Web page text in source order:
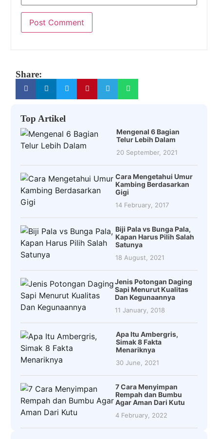
Share:
Top Artikel
Mengenal 6 Bagian
Telur Lebih Dalam
20 September, 2021
Cara Mengetahui Umur
Kambing Berdasarkan
Gigi
14 February, 2017
Biji Pala vs Bunga Pala,
Kapan Harus Pilih Salah
Satunya
18 August, 2021
Jenis Potongan Daging
Sapi Menurut Kualitas
Dan Kegunaannya
11 January, 2018
Apa Itu Ambergris,
Simak 8 Fakta
Menariknya
30 June, 2021
7 Cara Menyimpan
Rempah dan Bumbu
Agar Aman Dari Kutu
4 February, 2022